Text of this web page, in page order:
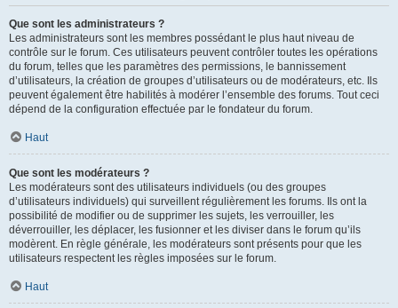
Que sont les administrateurs ?
Les administrateurs sont les membres possédant le plus haut niveau de
contrôle sur le forum. Ces utilisateurs peuvent contrôler toutes les opérations
du forum, telles que les paramètres des permissions, le bannissement
d’utilisateurs, la création de groupes d’utilisateurs ou de modérateurs, etc. Ils
peuvent également être habilités à modérer l’ensemble des forums. Tout ceci
dépend de la configuration effectuée par le fondateur du forum.
Haut
Que sont les modérateurs ?
Les modérateurs sont des utilisateurs individuels (ou des groupes
d’utilisateurs individuels) qui surveillent régulièrement les forums. Ils ont la
possibilité de modifier ou de supprimer les sujets, les verrouiller, les
déverrouiller, les déplacer, les fusionner et les diviser dans le forum qu’ils
modèrent. En règle générale, les modérateurs sont présents pour que les
utilisateurs respectent les règles imposées sur le forum.
Haut